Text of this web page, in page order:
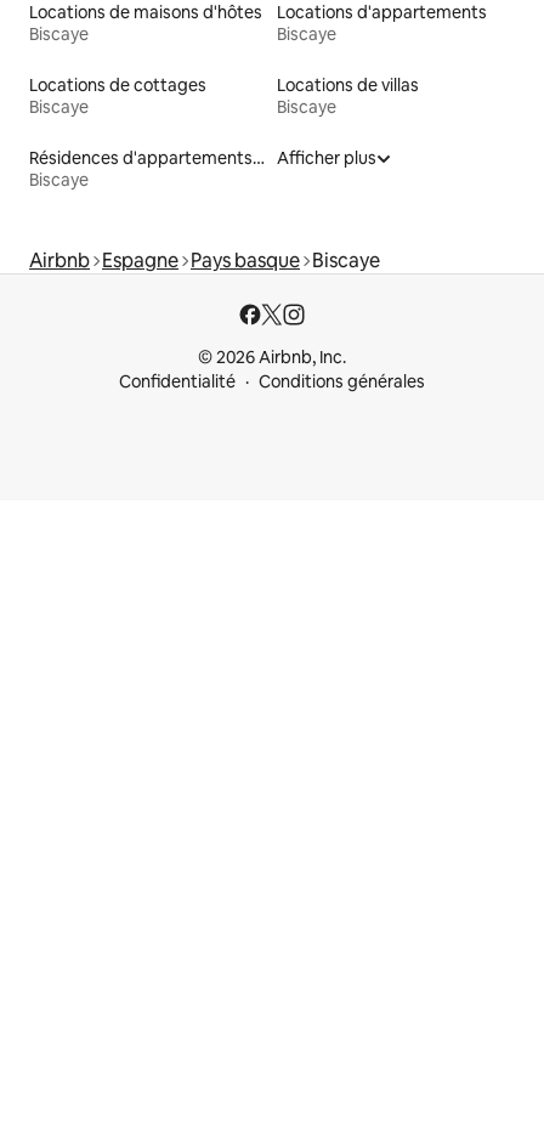
Locations de maisons d'hôtes
Biscaye
Locations d'appartements
Biscaye
Locations de cottages
Biscaye
Locations de villas
Biscaye
Résidences d'appartements en location
Biscaye
Afficher plus
Airbnb Espagne Pays basque Biscaye
© 2026 Airbnb, Inc.
Confidentialité
Conditions générales